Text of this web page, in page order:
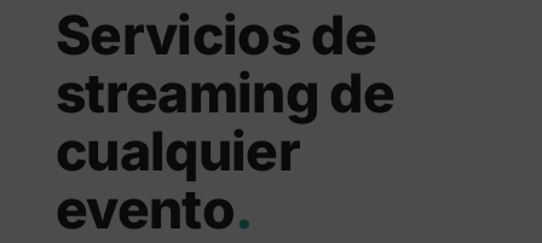
Servicios de
streaming de
cualquier
evento.